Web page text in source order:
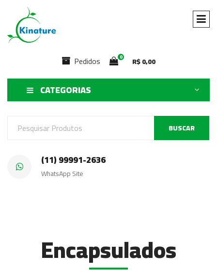
Pedidos 0 R$0,00
CATEGORIAS
BUSCAR
(11) 99991-2636
WhatsApp Site
Encapsulados